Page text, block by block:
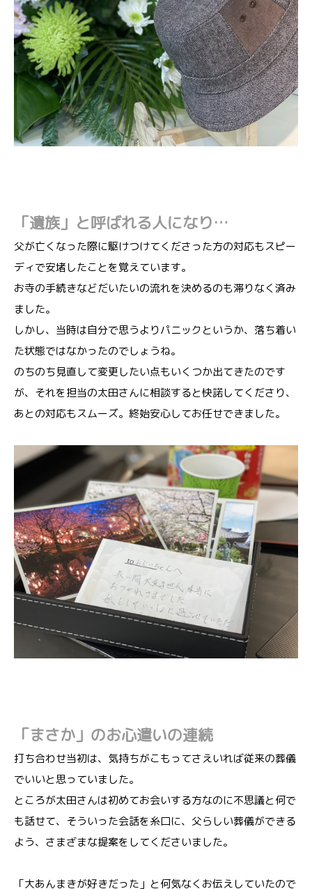
「遺族」と呼ばれる人になり…
父が亡くなった際に駆けつけてくださった方の対応もスピー
ディで安堵したことを覚えています。
お寺の手続きなどだいたいの流れを決めるのも滞りなく済み
ました。
しかし、当時は自分で思うよりパニックというか、落ち着い
た状態ではなかったのでしょうね。
のちのち見直して変更したい点もいくつか出てきたのです
が、それを担当の太田さんに相談すると快諾してくださり、
あとの対応もスムーズ。終始安心してお任せできました。
「まさか」のお心遣いの連続
打ち合わせ当初は、気持ちがこもってさえいれば従来の葬儀
でいいと思っていました。
ところが太田さんは初めてお会いする方なのに不思議と何で
も話せて、そういった会話を糸口に、父らしい葬儀ができる
よう、さまざまな提案をしてくださいました。
「大あんまきが好きだった」と何気なくお伝えしていたので